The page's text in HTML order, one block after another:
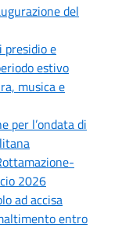
del
presidio e
estivo
musica e
per l’ondata di
2026
ad accisa
entro